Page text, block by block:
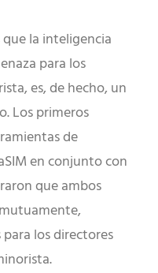
la inteligencia
para los
es, de hecho, un
Los primeros
de
en conjunto con
que ambos
los directores